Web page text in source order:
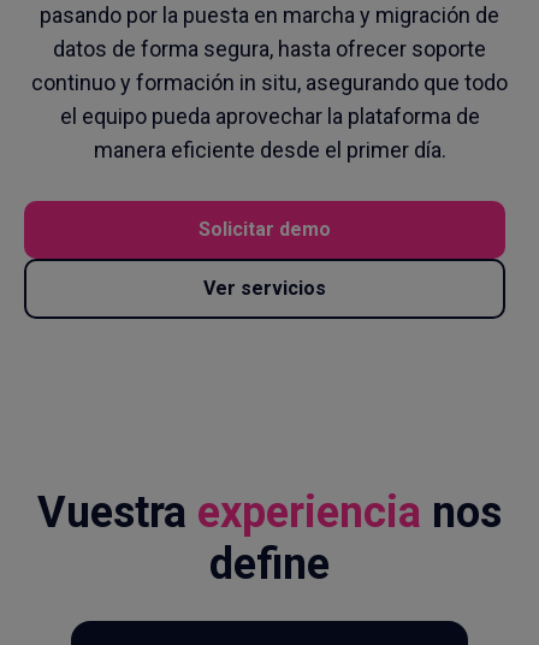
pasando por la puesta en marcha y migración de
datos de forma segura, hasta ofrecer soporte
continuo y formación in situ, asegurando que todo
el equipo pueda aprovechar la plataforma de
manera eficiente desde el primer día.
Solicitar demo
Ver servicios
Vuestra experiencia nos
define